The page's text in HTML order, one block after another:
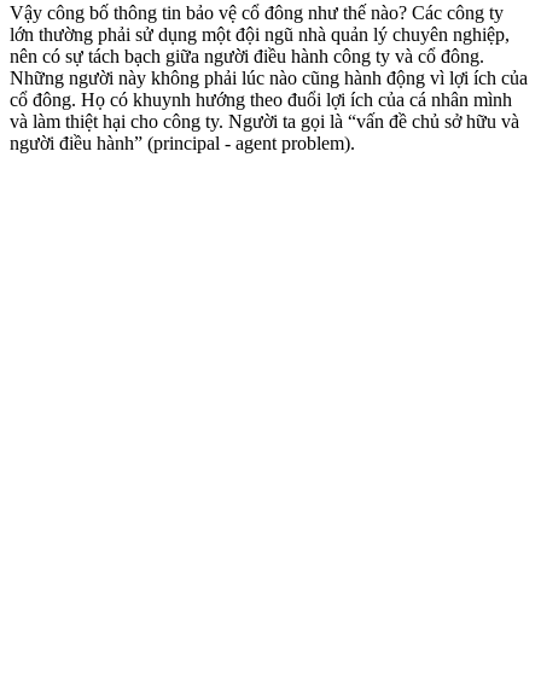
Vậy công bố thông tin bảo vệ cổ đông như thế nào? Các công ty
lớn thường phải sử dụng một đội ngũ nhà quản lý chuyên nghiệp,
nên có sự tách bạch giữa người điều hành công ty và cổ đông.
Những người này không phải lúc nào cũng hành động vì lợi ích của
cổ đông. Họ có khuynh hướng theo đuổi lợi ích của cá nhân mình
và làm thiệt hại cho công ty. Người ta gọi là “vấn đề chủ sở hữu và
người điều hành” (principal - agent problem).